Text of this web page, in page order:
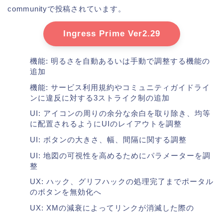
communityで投稿されています。
Ingress Prime Ver2.29
機能: 明るさを自動あるいは手動で調整する機能の
追加
機能: サービス利用規約やコミュニティガイドライ
ンに違反に対する3ストライク制の追加
UI: アイコンの周りの余分な余白を取り除き、均等
に配置されるようにUIのレイアウトを調整
UI: ボタンの大きさ、幅、間隔に関する調整
UI: 地図の可視性を高めるためにパラメーターを調
整
UX: ハック、グリフハックの処理完了までポータル
のボタンを無効化へ
UX: XMの減衰によってリンクが消滅した際の